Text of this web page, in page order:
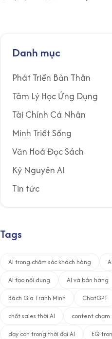
Danh mục
Phát Triển Bản Thân
Tâm Lý Học Ứng Dụng
Tài Chính Cá Nhân
Minh Triết Sống
Văn Hoá Đọc Sách
Kỷ Nguyên AI
Tin tức
Tags
AI trong chăm sóc khách hàng
AI tạo nội dung
AI và bán hàng
Bách Gia Tranh Minh
ChatGPT
chốt sales thời AI
content chạm
dạy con trong thời đại AI
EQ